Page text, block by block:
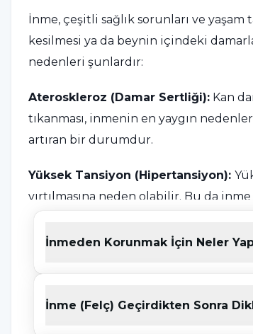
İnme, çeşitli sağlık sorunları ve
kesilmesi ya da beynin içindeki
nedenleri şunlardır:
Ateroskleroz (Damar Sertliği): Kan
tıkanması, inmenin en yaygın
artıran bir durumdur.
Yüksek Tansiyon (Hipertansiyon):
yırtılmasına neden olabilir. Bu da inme
Diyabetli kişilerde ateroskleroz daha
hastalıkları, kan pıhtılarının
İnmeden Korunmak İçin Neler
İnme (Felç) Geçirdikten Sonra